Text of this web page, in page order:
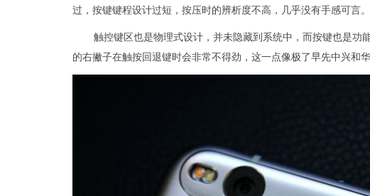
过，按键键程设计过短，按压时的辨析度不高，几乎没有手感可言。
触控键区也是物理式设计，并未隐藏到系统中，而按键也是功
的右撇子在触按回退键时会非常不得劲，这一点像极了早先中兴和华